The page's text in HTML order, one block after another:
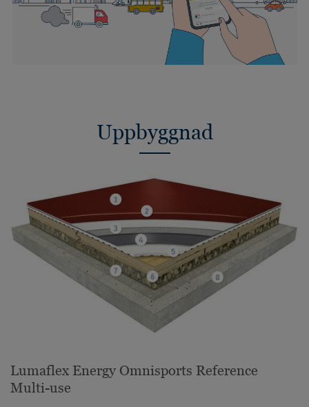
Uppbyggnad
Lumaflex Energy Omnisports Reference
Multi-use